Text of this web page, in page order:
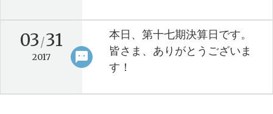
sms
03/31
2017
本日、第十七期決算日です。
皆さま、ありがとうございま
す！
keyboard_arrow_right